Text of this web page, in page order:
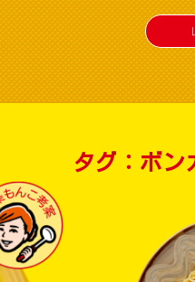
タグ：ボン